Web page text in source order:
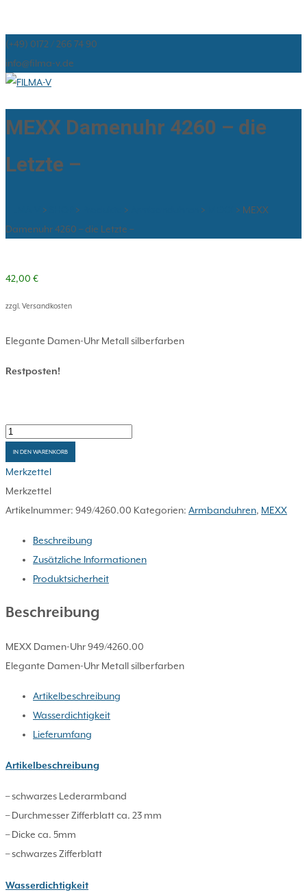
(+49) 0172 / 266 74 90
info@filma-v.de
MEXX Damenuhr 4260 – die
Letzte –
> > > > > MEXX
Damenuhr 4260 – die Letzte –
42,00 €
zzgl. Versandkosten
Elegante Damen-Uhr Metall silberfarben
Restposten!
MEXX
Damenuhr
4260
-
die
Menge
IN DEN WARENKORB
Merkzettel
Merkzettel
Artikelnummer: 949/4260.00 Kategorien: Armbanduhren, MEXX
Beschreibung
Zusätzliche Informationen
Produktsicherheit
Beschreibung
MEXX Damen-Uhr 949/4260.00
Elegante Damen-Uhr Metall silberfarben
Artikelbeschreibung
Wasserdichtigkeit
Lieferumfang
Artikelbeschreibung
– schwarzes Lederarmband
– Durchmesser Zifferblatt ca. 23 mm
– Dicke ca. 5mm
– schwarzes Zifferblatt
Wasserdichtigkeit